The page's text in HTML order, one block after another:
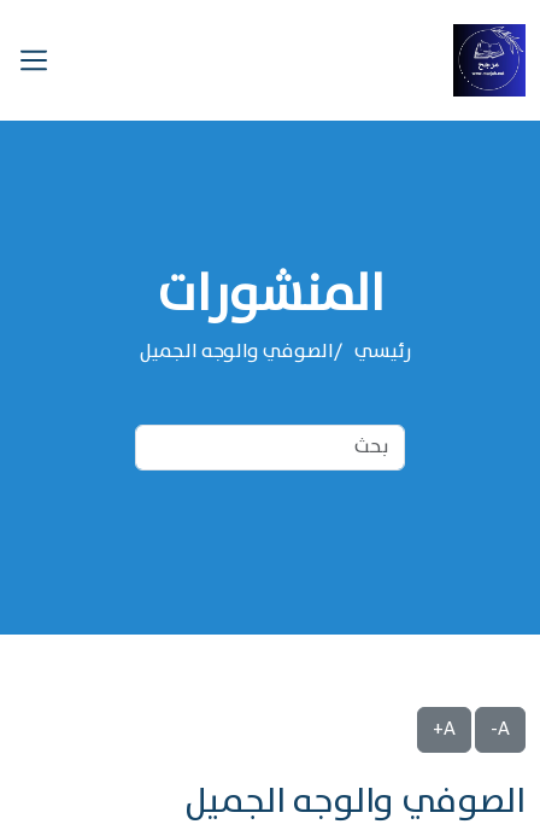
المنشورات
رئيسي الصوفي والوجه الجميل
A-
A+
الصوفي والوجه الجميل